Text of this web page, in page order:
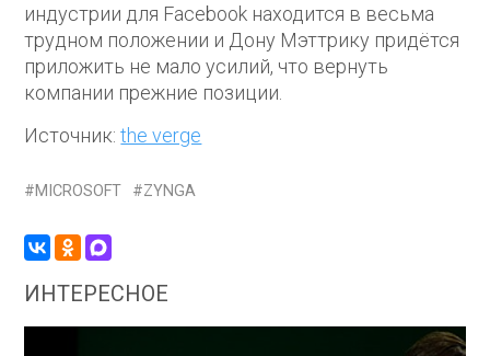
индустрии для Facebook находится в весьма
трудном положении и Дону Мэттрику придётся
приложить не мало усилий, что вернуть
компании прежние позиции.
Источник:the verge
MICROSOFT ZYNGA
ИНТЕРЕСНОЕ